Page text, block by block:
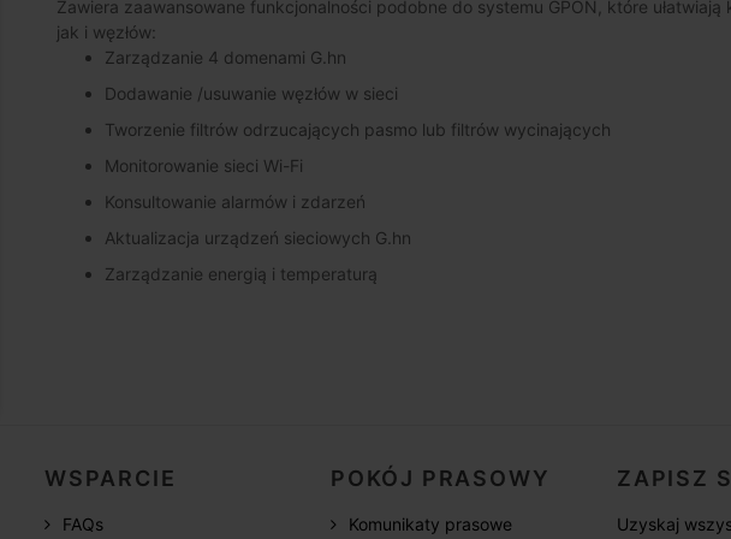
Zawiera zaawansowane funkcjonalności podobne do systemu GPON, które
jak i węzłów:
Zarządzanie 4 domenami G.hn
Dodawanie /usuwanie węzłów w sieci
Tworzenie filtrów odrzucających pasmo lub filtrów wycinających
Monitorowanie sieci Wi-Fi
Konsultowanie alarmów i zdarzeń
Aktualizacja urządzeń sieciowych G.hn
Zarządzanie energią i temperaturą
WSPARCIE
FAQs
POKÓJ PRASOWY
Komunikaty prasowe
ZAPISZ
Uzyskaj